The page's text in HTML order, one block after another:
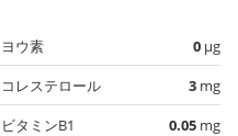
ヨウ素 0 µg
コレステロール
3 mg
ビタミンB1
0.05 mg